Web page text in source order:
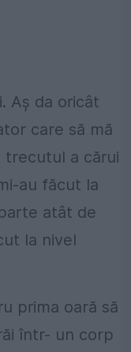
Aș da oricât
care să mă
trecutul a cărui
au făcut la
atât de
la nivel
prima oară să
într- un corp